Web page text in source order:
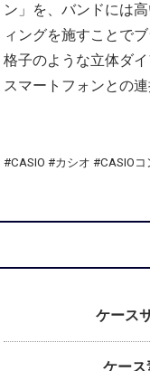
ン」を、バンドには
ィングを施すことで
格子のような立体ダ
スマートフォンとの
#CASIO #カシオ #CASIO
ケース
ケース